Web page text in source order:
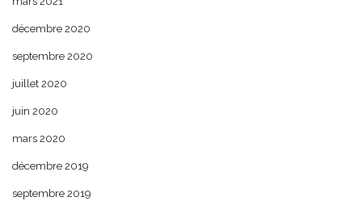
décembre 2020
septembre 2020
juillet 2020
juin 2020
mars 2020
décembre 2019
septembre 2019